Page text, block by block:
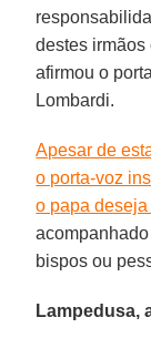
destes irmãos
afirmou o
Lombardi.
Apesar de
o porta-voz
o papa
bispos ou
Lampedusa,